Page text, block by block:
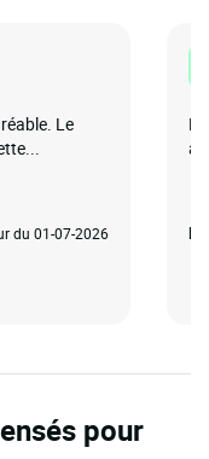
Le
du 01-07-2026
pour